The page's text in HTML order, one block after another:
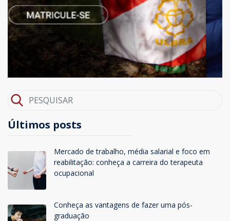
Últimos posts
Mercado de trabalho, média salarial e foco em
reabilitação: conheça a carreira do terapeuta
ocupacional
Conheça as vantagens de fazer uma pós-
graduação